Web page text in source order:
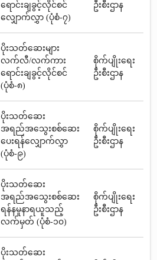
ရောင်းချခွင့်လိုင်စင်
လျှောက်လွှာ (ပုံစံ-၇)
ဦးစီးဌာန
ပိုးသတ်ဆေးများ
လက်လီ/လက်ကား
ရောင်းချခွင့်လိုင်စင်
(ပုံစံ-၈)
စိုက်ပျိုးရေး
ဦးစီးဌာန
ပိုးသတ်ဆေး
အရည်အသွေးစစ်ဆေး
ပေးရန်လျှောက်လွှာ
(ပုံစံ-၉)
စိုက်ပျိုးရေး
ဦးစီးဌာန
ပိုးသတ်ဆေး
အရည်အသွေးစစ်ဆေး
ရန်နမူနာရယူသည့်
လက်မှတ် (ပုံစံ-၁၀)
စိုက်ပျိုးရေး
ဦးစီးဌာန
ပိုးသတ်ဆေး